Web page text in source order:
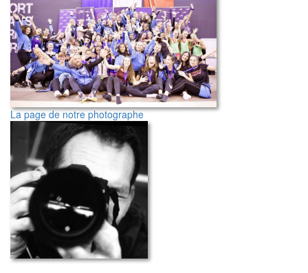
La page de notre photographe